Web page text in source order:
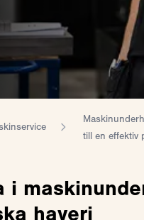
till en effektiv
i
haveri